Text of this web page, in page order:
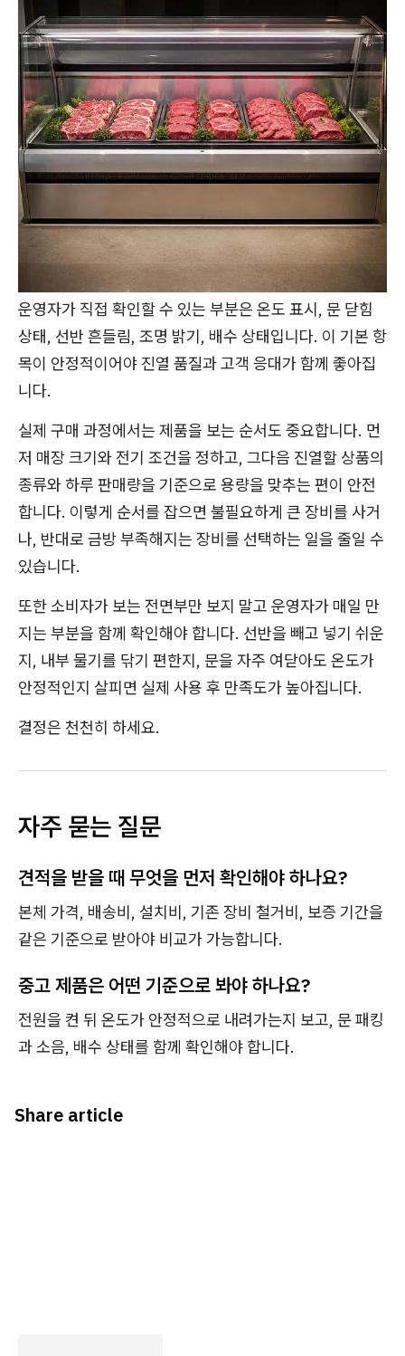
운영자가 직접 확인할 수 있는 부분은 온도 표시, 문 닫힘
상태, 선반 흔들림, 조명 밝기, 배수 상태입니다. 이 기본 항
목이 안정적이어야 진열 품질과 고객 응대가 함께 좋아집
니다.
실제 구매 과정에서는 제품을 보는 순서도 중요합니다. 먼
저 매장 크기와 전기 조건을 정하고, 그다음 진열할 상품의
종류와 하루 판매량을 기준으로 용량을 맞추는 편이 안전
합니다. 이렇게 순서를 잡으면 불필요하게 큰 장비를 사거
나, 반대로 금방 부족해지는 장비를 선택하는 일을 줄일 수
있습니다.
또한 소비자가 보는 전면부만 보지 말고 운영자가 매일 만
지는 부분을 함께 확인해야 합니다. 선반을 빼고 넣기 쉬운
지, 내부 물기를 닦기 편한지, 문을 자주 여닫아도 온도가
안정적인지 살피면 실제 사용 후 만족도가 높아집니다.
결정은 천천히 하세요.
자주 묻는 질문
견적을 받을 때 무엇을 먼저 확인해야 하나요?
본체 가격, 배송비, 설치비, 기존 장비 철거비, 보증 기간을
같은 기준으로 받아야 비교가 가능합니다.
중고 제품은 어떤 기준으로 봐야 하나요?
전원을 켠 뒤 온도가 안정적으로 내려가는지 보고, 문 패킹
과 소음, 배수 상태를 함께 확인해야 합니다.
Share article